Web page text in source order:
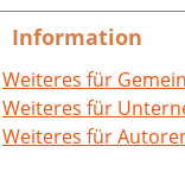
Information
Weiteres für
Weiteres für
Weiteres für